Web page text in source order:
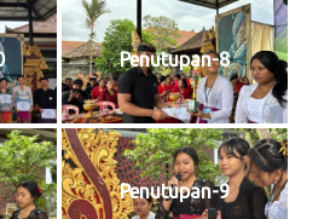
Penutupan-8
Penutupan-9